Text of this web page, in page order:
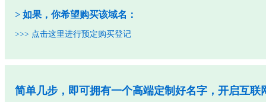
> 如果，你希望购买该域名：
>>> 点击这里进行预定购买登记
简单几步，即可拥有一个高端定制好名字，开启互联